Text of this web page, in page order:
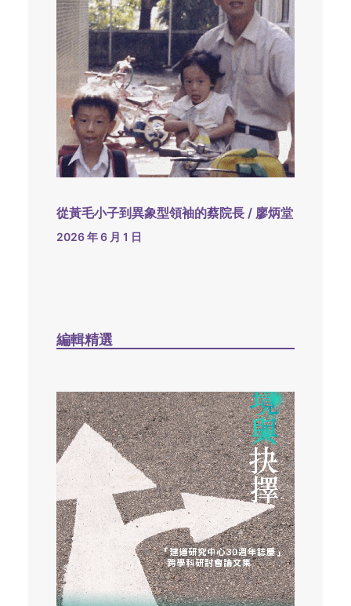
從黃毛小子到異象型領袖的蔡院長 / 廖炳堂
2026 年 6 月 1 日
編輯精選